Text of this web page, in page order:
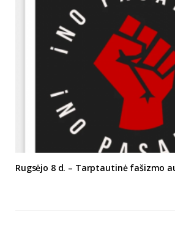
Rugsėjo 8 d. – Tarptautinė fašizmo